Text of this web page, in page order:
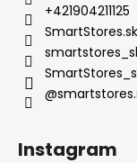
+421904211125
SmartStores.sk
Instagram